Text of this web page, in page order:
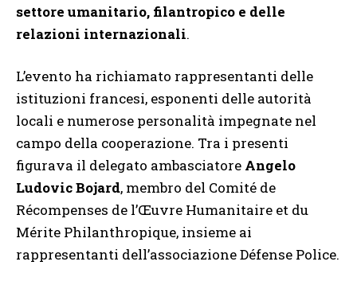
settore umanitario, filantropico e delle
relazioni internazionali.
L’evento ha richiamato rappresentanti delle
istituzioni francesi, esponenti delle autorità
locali e numerose personalità impegnate nel
campo della cooperazione. Tra i presenti
figurava il delegato ambasciatore Angelo
Ludovic Bojard, membro del Comité de
Récompenses de l’Œuvre Humanitaire et du
Mérite Philanthropique, insieme ai
rappresentanti dell’associazione Défense Police.